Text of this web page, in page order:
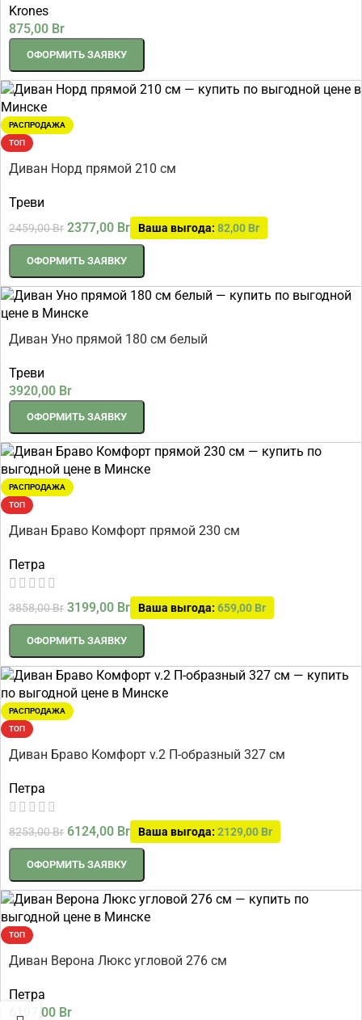
Krones
875,00 Br
ОФОРМИТЬ ЗАЯВКУ
РАСПРОДАЖА
ТОП
Диван Норд прямой 210 см
Треви
2459,00Br 2377,00 Br Ваша выгода: 82,00 Br
ОФОРМИТЬ ЗАЯВКУ
Диван Уно прямой 180 см белый
Треви
3920,00 Br
ОФОРМИТЬ ЗАЯВКУ
РАСПРОДАЖА
ТОП
Диван Браво Комфорт прямой 230 см
Петра
3858,00Br 3199,00 Br Ваша выгода: 659,00 Br
ОФОРМИТЬ ЗАЯВКУ
РАСПРОДАЖА
ТОП
Диван Браво Комфорт v.2 П-образный 327 см
Петра
8253,00Br 6124,00 Br Ваша выгода: 2129,00 Br
ОФОРМИТЬ ЗАЯВКУ
ТОП
Диван Верона Люкс угловой 276 см
Петра
6197,00 Br